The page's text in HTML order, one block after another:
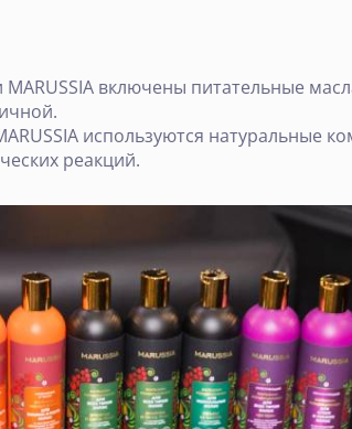
включены питательные
используются натуральные
реакций.